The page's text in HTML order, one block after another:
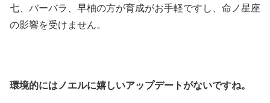
七、バーバラ、早柚の方が育成がお手軽ですし、命ノ星座
の影響を受けません。
環境的にはノエルに嬉しいアップデートがないですね。